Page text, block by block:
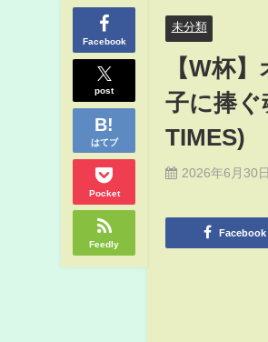
Facebook
post
はてブ
Pocket
Feedly
未分類
【W杯
子に捧
TIMES)
2026年6月30日
Facebook